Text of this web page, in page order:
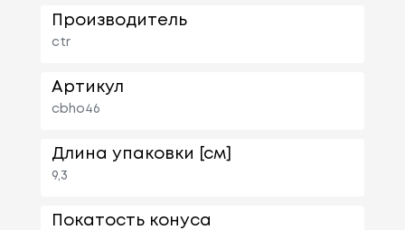
Производитель
ctr
Артикул
cbho46
Длина упаковки [см]
9,3
Покатость конуса